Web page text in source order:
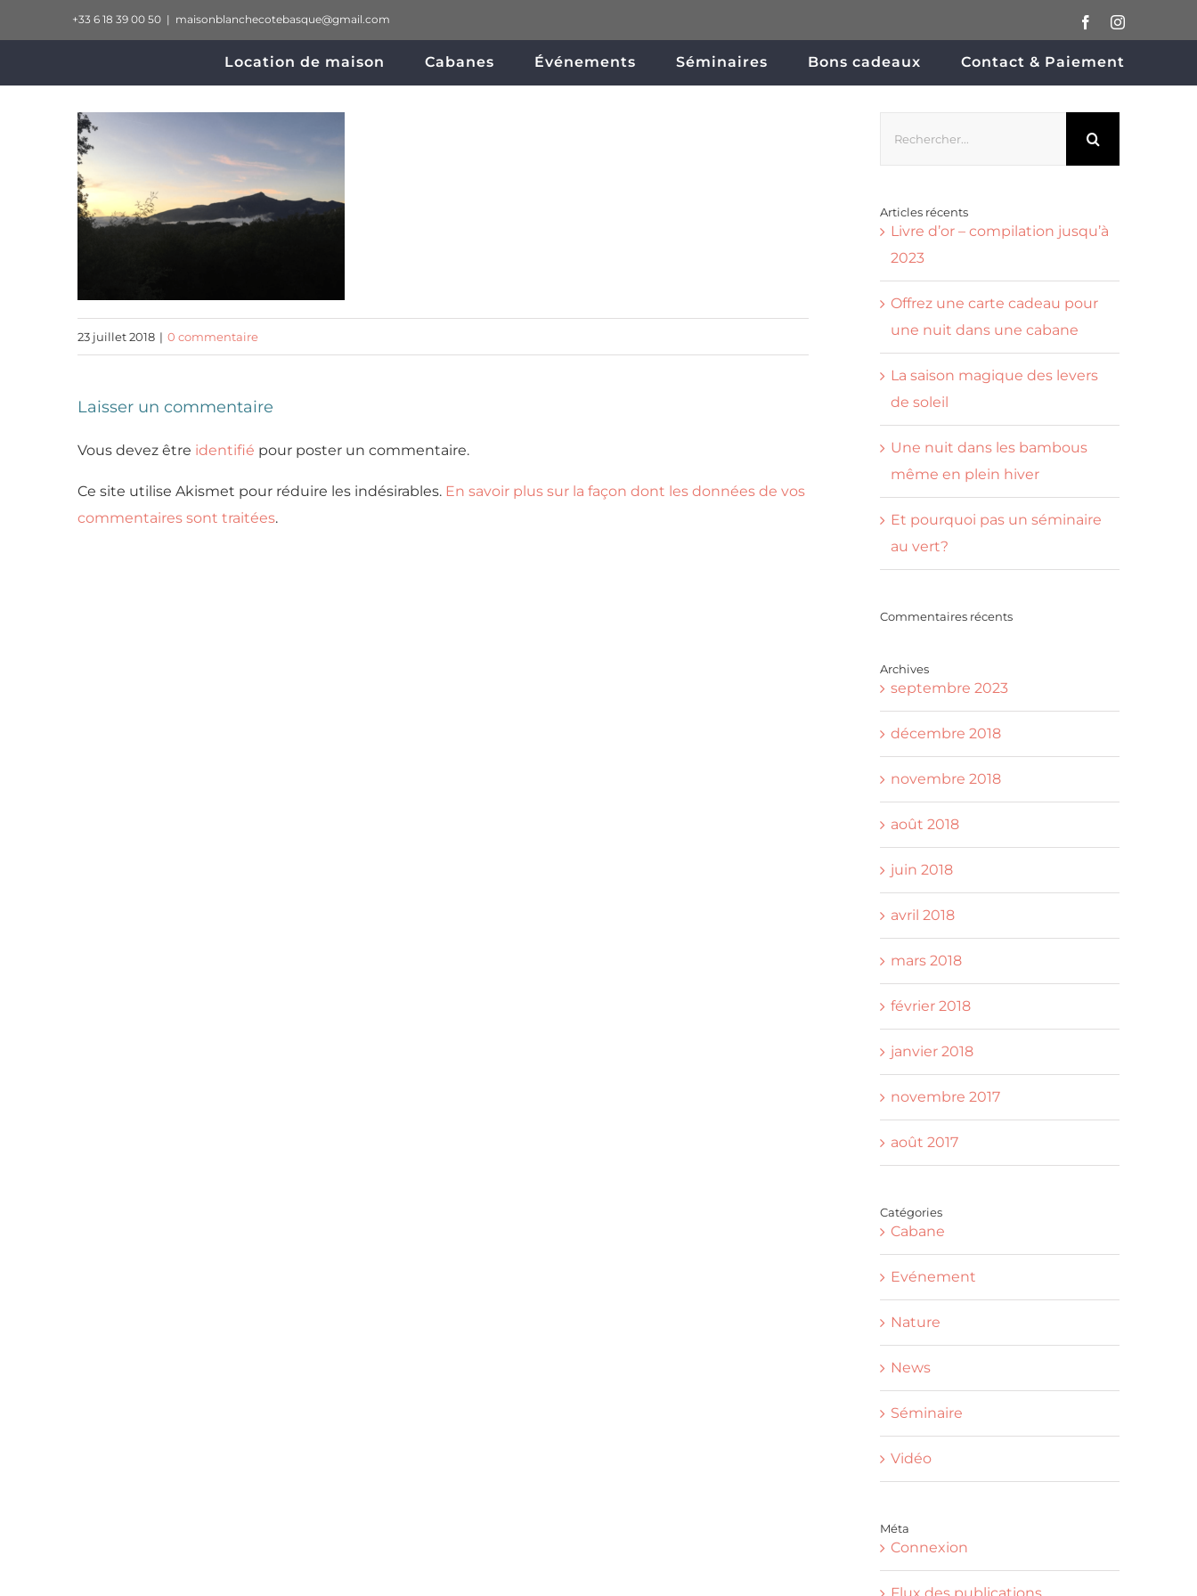
au
+33 6 18 39 00 50 | maisonblanchecotebasque@gmail.com FacebookInstagram
Location de maison Cabanes Événements Séminaires Bons cadeaux Contact & Paiement
23 juillet 2018 | 0 commentaire
Laisser un commentaire
Vous devez être identifié pour poster un commentaire.
Ce site utilise Akismet pour réduire les indésirables. En savoir plus sur la façon dont les données de vos
commentaires sont traitées.
Articles récents
Livre d’or – compilation jusqu’à
2023
Offrez une carte cadeau pour
une nuit dans une cabane
La saison magique des levers
de soleil
Une nuit dans les bambous
même en plein hiver
Et pourquoi pas un séminaire
au vert?
Commentaires récents
Archives
septembre 2023
décembre 2018
novembre 2018
août 2018
juin 2018
avril 2018
mars 2018
février 2018
janvier 2018
novembre 2017
août 2017
Catégories
Cabane
Evénement
Nature
News
Séminaire
Vidéo
Méta
Connexion